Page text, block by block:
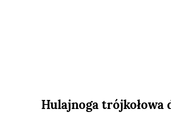
Hulajnoga trójkołowa